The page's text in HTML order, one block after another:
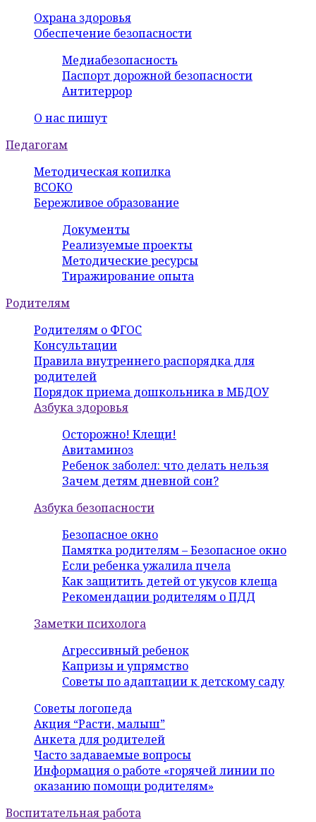
Охрана здоровья
Обеспечение безопасности
Медиабезопасность
Паспорт дорожной безопасности
Антитеррор
О нас пишут
Педагогам
Методическая копилка
ВСОКО
Бережливое образование
Документы
Реализуемые проекты
Методические ресурсы
Тиражирование опыта
Родителям
Родителям о ФГОС
Консультации
Правила внутреннего распорядка для
родителей
Порядок приема дошкольника в МБДОУ
Азбука здоровья
Осторожно! Клещи!
Авитаминоз
Ребенок заболел: что делать нельзя
Зачем детям дневной сон?
Азбука безопасности
Безопасное окно
Памятка родителям – Безопасное окно
Если ребенка ужалила пчела
Как защитить детей от укусов клеща
Рекомендации родителям о ПДД
Заметки психолога
Агрессивный ребенок
Капризы и упрямство
Советы по адаптации к детскому саду
Советы логопеда
Акция “Расти, малыш”
Анкета для родителей
Часто задаваемые вопросы
Информация о работе «горячей линии по
оказанию помощи родителям»
Воспитательная работа